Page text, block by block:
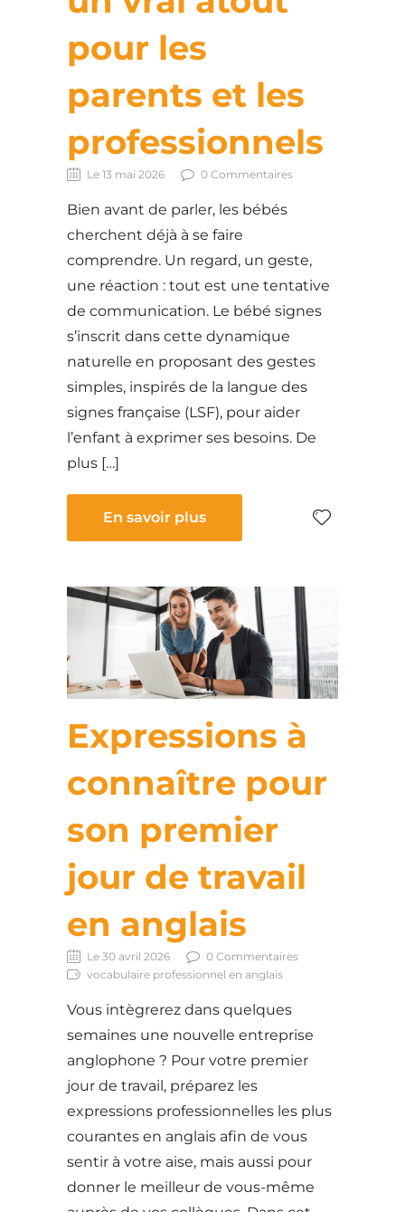
pour les
parents et les
professionnels
Le 13 mai 2026 0 Commentaires
Bien avant de parler, les bébés
cherchent déjà à se faire
comprendre. Un regard, un geste,
une réaction : tout est une tentative
de communication. Le bébé signes
s’inscrit dans cette dynamique
naturelle en proposant des gestes
simples, inspirés de la langue des
signes française (LSF), pour aider
l’enfant à exprimer ses besoins. De
plus […]
En savoir plus
Expressions à
connaître pour
son premier
jour de travail
en anglais
Le 30 avril 2026
0 Commentaires
vocabulaire professionnel en anglais
Vous intègrerez dans quelques
semaines une nouvelle entreprise
anglophone ? Pour votre premier
jour de travail, préparez les
expressions professionnelles les plus
courantes en anglais afin de vous
sentir à votre aise, mais aussi pour
donner le meilleur de vous-même